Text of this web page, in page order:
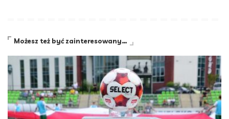
Możesz też być zainteresowany…